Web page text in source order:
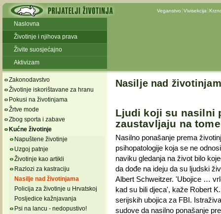
Veganstvo Vivisekcija
Naslovna
Životinje i njihova prava
Živite suosjećajno
Aktivizam
Zakonodavstvo
Životinje iskorištavane za hranu
Pokusi na životinjama
Žrtve mode
Zbog sporta i zabave
Kućne životinje
Napuštene životinje
Uzgoj patnje
Životinje kao artikli
Razlozi za kastraciju
Nasilje nad životinjama
Policija za životinje u Hrvatskoj
Posljedice kažnjavanja
Psi na lancu - nedopustivo!
Nasilje nad
Ljudi koji su nasilni
zaustavljaju na tome
Nasilno ponašanje prema
psihopatologije koja se ne
naviku gledanja na život bilo
da dođe na ideju da su ljudski
Albert Schweitzer. 'Ubojice …
kad su bili djeca', kaže Robert
serijskih ubojica za FBI.
sudove da nasilno ponašanje